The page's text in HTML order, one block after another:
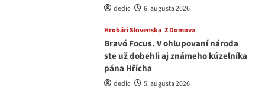
dedic 6. augusta 2026
Hrobári Slovenska Z Domova
Bravó Focus. V ohlupovaní národa
ste už dobehli aj známeho kúzelníka
pána Hřícha
dedic 5. augusta 2026